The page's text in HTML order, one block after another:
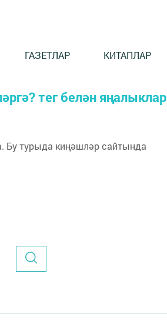
ГАЗЕТЛАР КИТАПЛАР
тег белән яңалыклар
Бу турыда киңәшләр сайтында